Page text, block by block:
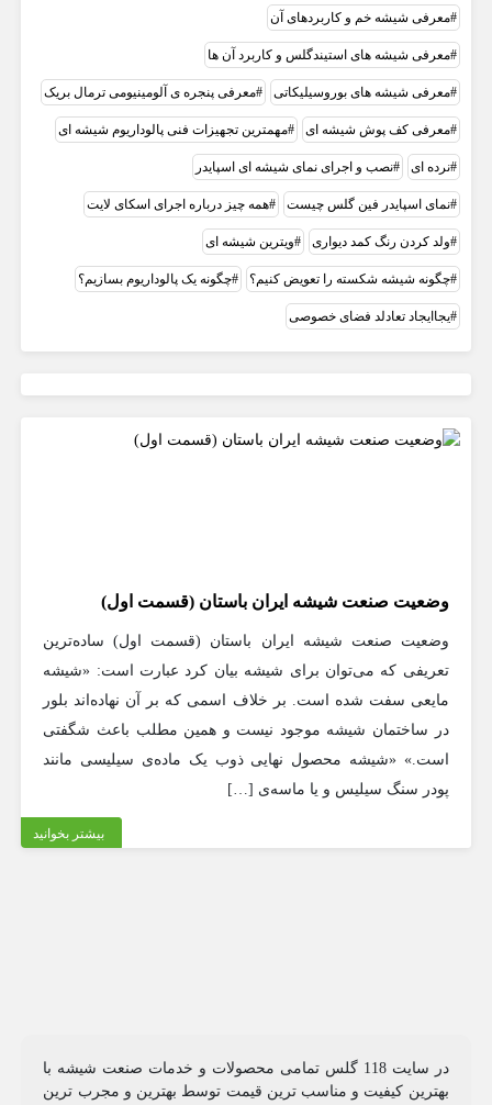
معرفی شیشه خم و کاربردهای آن
معرفی شیشه های استیندگلس و کاربرد آن ها
معرفی شیشه‌ های بوروسیلیکاتی معرفی پنجره ی آلومینیومی ترمال بریک
معرفی کف پوش شیشه ای مهمترین تجهیزات فنی پالوداریوم شیشه ای
نرده ای نصب و اجرای نمای شیشه ای اسپایدر
نمای اسپایدر فین گلس چیست همه چیز درباره اجرای اسکای لایت
ولد کردن رنگ کمد دیواری ویترین شیشه ای
چگونه شیشه شکسته را تعویض کنیم؟ چگونه یک پالوداریوم بسازیم؟
یجاایجاد تعادلد فضای خصوصی
وضعیت صنعت شیشه ایران باستان (قسمت اول)
وضعیت صنعت شیشه ایران باستان (قسمت اول) ساده‌ترین
تعریفی که می‌توان برای شیشه بیان کرد عبارت است: «شیشه
مایعی سفت شده است. بر خلاف اسمی که بر آن نهاده‌اند بلور
در ساختمان شیشه موجود نیست و همین مطلب باعث شگفتی
است.» «شیشه محصول نهایی ذوب یک ماده‌ی سیلیسی مانند
پودر سنگ سیلیس و یا ماسه‌ی […]
بیشتر بخوانید
در سایت 118 گلس تمامی محصولات و خدمات صنعت شیشه با
بهترین کیفیت و مناسب ترین قیمت توسط بهترین و مجرب ترین